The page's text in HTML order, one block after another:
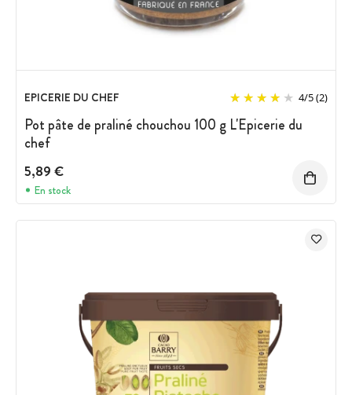
EPICERIE DU CHEF 4/5(2)
Pot pâte de praliné chouchou 100 g L'Epicerie du
chef
5,89 €
En stock